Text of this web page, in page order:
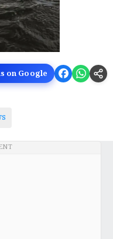
on Google